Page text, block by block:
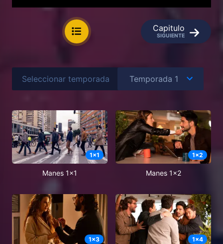
Capitulo
SIGUIENTE
Seleccionar temporada
1x1
Manes 1x1
1x2
Manes 1x2
1x3 1x4